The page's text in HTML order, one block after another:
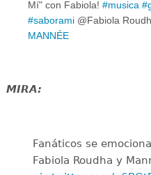
Mí" con Fabiola! #musica
#saborami @Fabiola
MANNÉE
MIRA:
Fanáticos se
Fabiola Roudha y